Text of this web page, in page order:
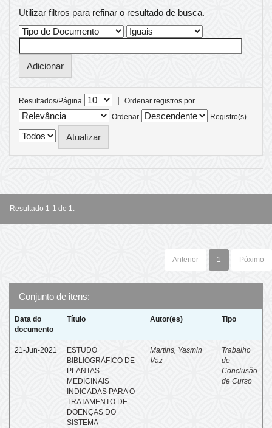
Utilizar filtros para refinar o resultado de busca.
Resultados/Página |
Ordenar registros por
Ordenar
Registro(s)
Resultado 1-1 de 1.
Anterior 1 Póximo
Conjunto de itens:
Data do
documento
Título Autor(es) Tipo
21-Jun-2021
ESTUDO
BIBLIOGRÁFICO DE
PLANTAS
MEDICINAIS
INDICADAS PARA O
TRATAMENTO DE
DOENÇAS DO
SISTEMA
Martins, Yasmin
Vaz
Trabalho
de
Conclusão
de Curso